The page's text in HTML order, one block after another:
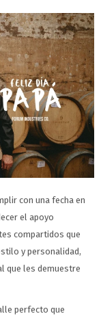
con una fecha en
el apoyo
compartidos que
y personalidad,
que les demuestre
perfecto que